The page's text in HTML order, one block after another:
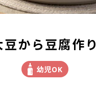
豆から豆腐作り
幼児OK